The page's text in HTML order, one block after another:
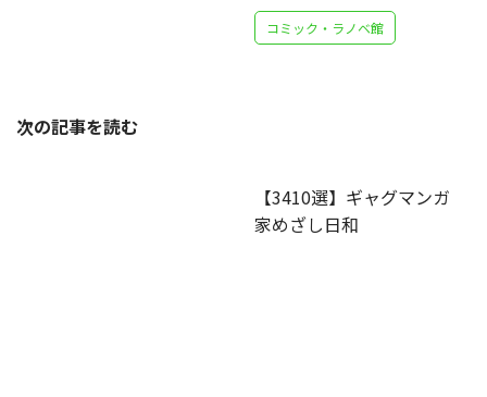
コミック・ラノベ館
次の記事を読む
【3410選】ギャグマンガ
家めざし日和